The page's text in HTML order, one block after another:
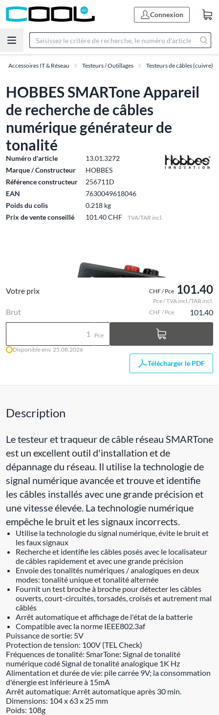
Connexion
Accessoires IT & Réseau Testeurs / Outillages Testeurs de câbles (cuivre)
HOBBES SMARTone Appareil
de recherche de câbles
numérique générateur de
tonalité
Numéro d'article
13.01.3272
Marque / Constructeur
HOBBES
Référence constructeur
256711D
EAN
7630049618046
Poids du colis
0.218 kg
Prix de vente conseillé
101.40 CHF TVA/TAR incl.
Votre prix CHF / Pce 101.40
Pce / TVA incl./TAR incl.
Brut CHF / Pce 101.40
Pce
Disponible env. 25.08.2026
Télécharger le PDF
Description
Le testeur et traqueur de câble réseau SMARTone
est un excellent outil d'installation et de
dépannage du réseau. Il utilise la technologie de
signal numérique avancée et trouve et identifie
les câbles installés avec une grande précision et
une vitesse élevée. La technologie numérique
empêche le bruit et les signaux incorrects.
Utilise la technologie du signal numérique, évite le bruit et
les faux signaux
Recherche et identifie les câbles posés avec le localisateur
de câbles rapidement et avec une grande précision
Envoie des tonalités numériques / analogiques en deux
modes: tonalité unique et tonalité alternée
Fournit un test broche à broche pour détecter les câbles
ouverts, court-circuités, torsadés, croisés et autrement mal
câblés
Arrêt automatique et affichage de l'état de la batterie
Compatible avec la norme IEEE802.3af
Puissance de sortie: 5V
Protection de tension: 100V (TEL Check)
Fréquences de tonalité: SmarTone: Signal de tonalité
numérique codé Signal de tonalité analogique 1K Hz
Alimentation et durée de vie: pile carrée 9V; la consommation
d'énergie est inférieure à 15mA
Arrêt automatique: Arrêt automatique après 30 min.
Dimensions: 104 x 63 x 25 mm
Poids: 108g